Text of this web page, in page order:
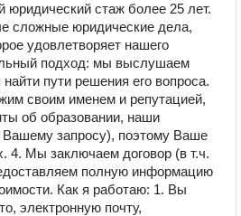
стаж более 25 лет.
сложные юридические дела,
удовлетворяет нашего
подход: мы выслушаем
пути решения его вопроса.
своим именем и репутацией,
об образовании, наши
запросу), поэтому Ваше
4. Мы заключаем договор (в т.ч.
полную информацию
Как я работаю: 1. Вы
электронную почту,